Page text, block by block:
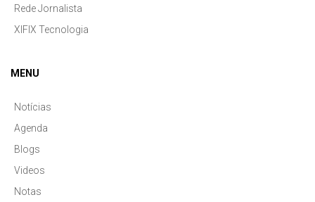
Rede Jornalista
XIFIX Tecnologia
MENU
Notícias
Agenda
Blogs
Videos
Notas